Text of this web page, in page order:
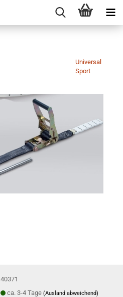
Universal
Sport
40371
ca. 3-4 Tage(Ausland abweichend)